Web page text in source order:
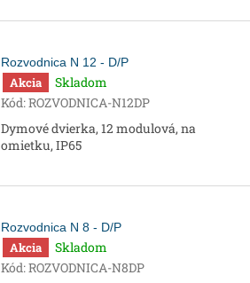
Rozvodnica N 12 - D/P
Akcia
Skladom
Kód:ROZVODNICA-N12DP
Dymové dvierka, 12 modulová, na
omietku, IP65
Rozvodnica N 8 - D/P
Akcia
Skladom
Kód:ROZVODNICA-N8DP